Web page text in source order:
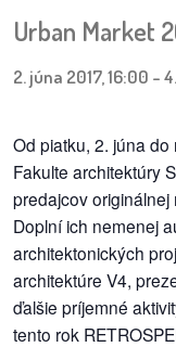
časti
kauzy
konania
stavebné
Urban Market
2. júna 2017, 16:00 -
Od piatku, 2. júna
Fakulte architektúry
predajcov originálnej
Doplní ich nemenej
architektonických
architektúre V4,
ďalšie príjemné
tento rok